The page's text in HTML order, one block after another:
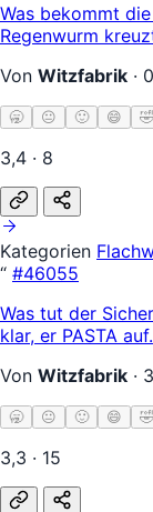
Was bekommt
Regenwurm
Von Witzfabrik ·
🥱 😐 🙂 😄 🤣
3,4 · 8
Kategorien
“ #46055
Was tut der
klar, er PASTA auf.
Von Witzfabrik ·
🥱 😐 🙂 😄 🤣
3,3 · 15